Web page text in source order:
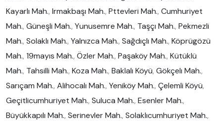
Kayarlı Mah., Irmakbaşı Mah., Pttevleri Mah., Cumhuriyet
Mah., Güneşli Mah., Yunusemre Mah., Taşçı Mah., Pekmezli
Mah., Solaklı Mah., Yalnızca Mah., Sağdıçlı Mah., Köprügözü
Mah., 19mayıs Mah., Özler Mah., Paşaköy Mah., Kütüklü
Mah., Tahsilli Mah., Koza Mah., Baklalı Köyü, Gökçelı Mah.,
Sarıçam Mah., Alihocalı Mah., Yeniköy Mah., Çelemli Köyü,
Geçitlicumhuriyet Mah., Suluca Mah., Esenler Mah.,
Büyükkapılı Mah., Serinevler Mah., Solaklıcumhuriyet Mah.,